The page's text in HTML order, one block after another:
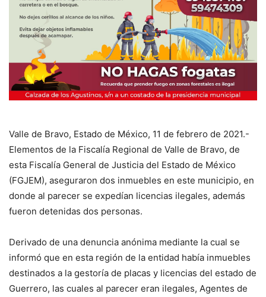
Valle de Bravo, Estado de México, 11 de febrero de 2021.-
Elementos de la Fiscalía Regional de Valle de Bravo, de
esta Fiscalía General de Justicia del Estado de México
(FGJEM), aseguraron dos inmuebles en este municipio, en
donde al parecer se expedían licencias ilegales, además
fueron detenidas dos personas.
Derivado de una denuncia anónima mediante la cual se
informó que en esta región de la entidad había inmuebles
destinados a la gestoría de placas y licencias del estado de
Guerrero, las cuales al parecer eran ilegales, Agentes de